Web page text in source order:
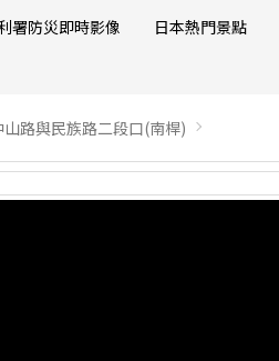
署防災即時影像 日本熱門景點
山路與民族路二段口(南桿)